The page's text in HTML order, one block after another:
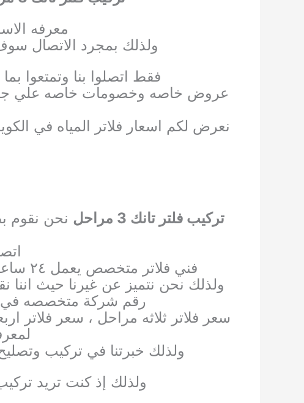
معرفه
ولذلك بمجرد الاتصال
فقط اتصلوا بنا وتمتعوا
عروض خاصه وخصومات خاصه علي
نعرض لكم اسعار فلاتر المياه في
تركيب فلتر تانك 3 مراحل
نحن نقوم
فني فلاتر متخصص يعمل ٢٤ ساعه من أجل خدمتكم في جميع المناطق أينما كنتم في الكويت اتصلوا بنا
ولذلك نحن نتميز عن غيرنا حيث اننا
رقم شركة متخصصه في
سعر فلاتر ثلاثه مراحل ، سعر فلاتر
ولذلك خبرتنا في تركيب
ولذلك إذ كنت تريد